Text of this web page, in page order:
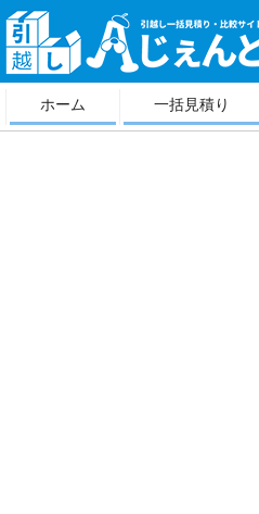
越しＡじぇんと
ホーム 一括見積り